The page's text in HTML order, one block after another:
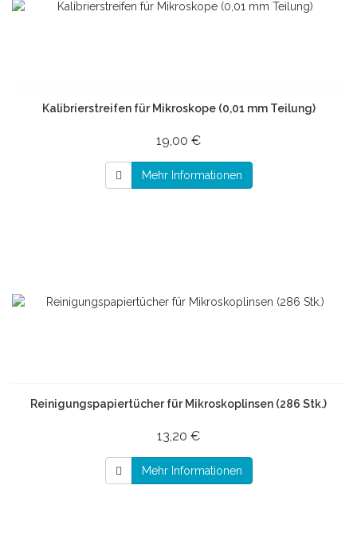
Kalibrierstreifen für Mikroskope (0,01 mm Teilung)
19,00 €
Mehr Informationen
Reinigungspapiertücher für Mikroskoplinsen (286 Stk.)
13,20 €
Mehr Informationen